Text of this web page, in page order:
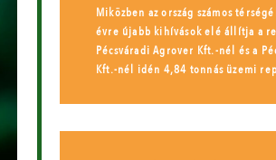
Miközben az ország számos
évre újabb kihívások elé állítja a
Pécsváradi Agrover Kft.-nél és a
Kft.-nél idén 4,84 tonnás üzemi